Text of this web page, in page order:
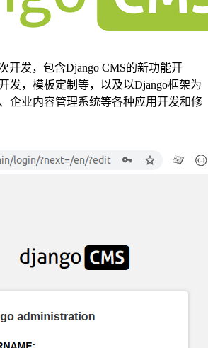
开发，包含Django CMS的新功能开
发，模板定制等，以及以Django框架为
企业内容管理系统等各种应用开发和修